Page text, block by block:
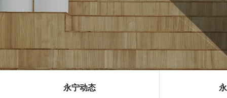
永宁动态